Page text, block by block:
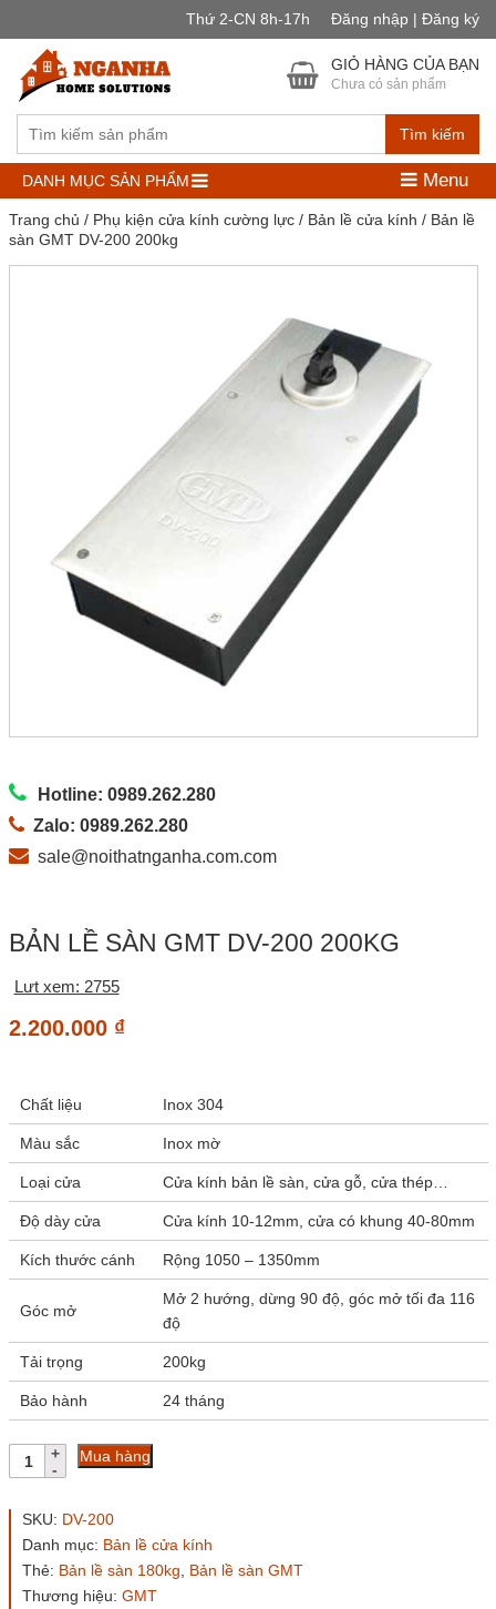
Thứ 2-CN 8h-17h Đăng nhập | Đăng ký
Tìm kiếm
GIỎ HÀNG CỦA BẠN
Chưa có sản phẩm
DANH MỤC SẢN PHẨM Menu
Trang chủ / Phụ kiện cửa kính cường lực/ Bản lề cửa kính / Bản lề
sàn GMT DV-200 200kg
Hotline: 0989.262.280
Zalo: 0989.262.280
sale@noithatnganha.com.com
BẢN LỀ SÀN GMT DV-200 200KG
Lưt xem: 2755
2.200.000 ₫
Chất liệu Inox 304
Màu sắc Inox mờ
Loại cửa Cửa kính bản lề sàn, cửa gỗ, cửa thép…
Độ dày cửa Cửa kính 10-12mm, cửa có khung 40-80mm
Kích thước cánh Rộng 1050 – 1350mm
Góc mở
Mở 2 hướng, dừng 90 độ, góc mở tối đa 116
độ
Tải trọng 200kg
Bảo hành 24 tháng
Bản
lề
GMT
200
200kg
số
Mua hàng
SKU: DV-200
Danh mục: Bản lề cửa kính
Thẻ: Bản lề sàn 180kg
Bản lề sàn GMT
Thương hiệu: GMT